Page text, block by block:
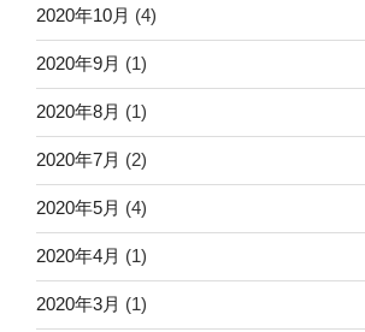
2020年10月 (4)
2020年9月 (1)
2020年8月 (1)
2020年7月 (2)
2020年5月 (4)
2020年4月 (1)
2020年3月 (1)